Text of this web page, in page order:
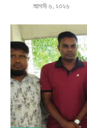
আগস্ট ৬, ২০২৬